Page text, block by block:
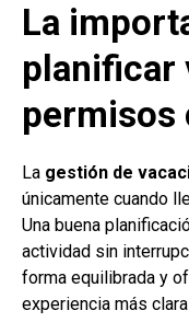
La
planificar
permisos
La gestión de
únicamente cuando
Una buena
actividad sin
forma equilibrada y
experiencia más